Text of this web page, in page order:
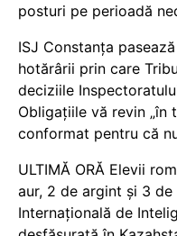
posturi pe perioadă
ISJ Constanța
hotărârii prin care
deciziile
Obligațiile vă revin „în
conformat pentru că
ULTIMĂ ORĂ Elevii
aur, 2 de argint și 3
Internațională de